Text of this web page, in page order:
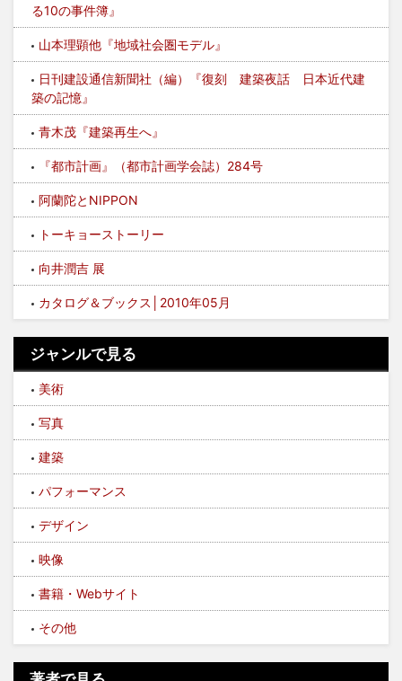
る10の事件簿』
山本理顕他『地域社会圏モデル』
日刊建設通信新聞社（編）『復刻 建築夜話 日本近代建
築の記憶』
青木茂『建築再生へ』
『都市計画』（都市計画学会誌）284号
阿蘭陀とNIPPON
トーキョーストーリー
向井潤吉 展
カタログ＆ブックス│2010年05月
ジャンルで見る
美術
写真
建築
パフォーマンス
デザイン
映像
書籍・Webサイト
その他